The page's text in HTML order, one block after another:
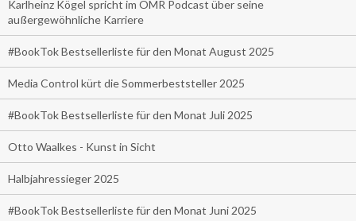
Karlheinz Kögel spricht im OMR Podcast über seine
außergewöhnliche Karriere
#BookTok Bestsellerliste für den Monat August 2025
Media Control kürt die Sommerbeststeller 2025
#BookTok Bestsellerliste für den Monat Juli 2025
Otto Waalkes - Kunst in Sicht
Halbjahressieger 2025
#BookTok Bestsellerliste für den Monat Juni 2025